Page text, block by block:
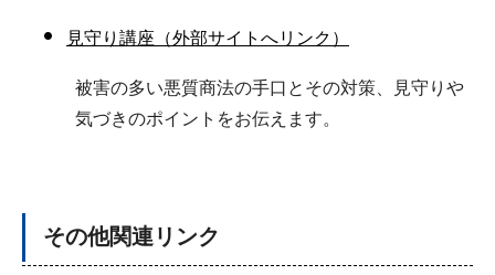
見守り講座（外部サイトへリンク）
被害の多い悪質商法の手口とその対策、見守りや
気づきのポイントをお伝えます。
その他関連リンク